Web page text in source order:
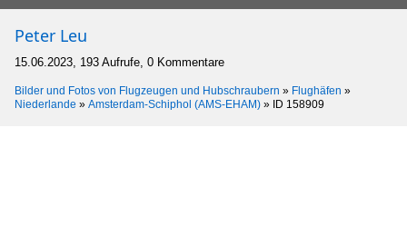
Peter Leu
15.06.2023, 193 Aufrufe, 0 Kommentare
Bilder und Fotos von Flugzeugen und Hubschraubern » Flughäfen »
Niederlande » Amsterdam-Schiphol (AMS-EHAM) » ID 158909